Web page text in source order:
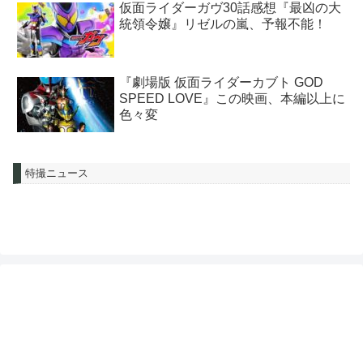
仮面ライダーガヴ30話感想『最凶の大
統領令嬢』リゼルの嵐、予報不能！
『劇場版 仮面ライダーカブト GOD
SPEED LOVE』この映画、本編以上に
色々変
特撮ニュース